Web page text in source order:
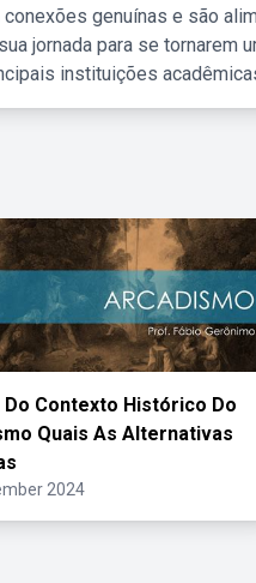
genuínas e são
jornada para se tornarem
instituições
Contexto Histórico Do
Quais As Alternativas
2024